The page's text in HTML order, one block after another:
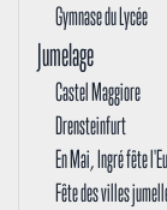
Gymnase du Lycée
Jumelage
Castel Maggiore
Drensteinfurt
En Mai, Ingré fête
Fête des villes